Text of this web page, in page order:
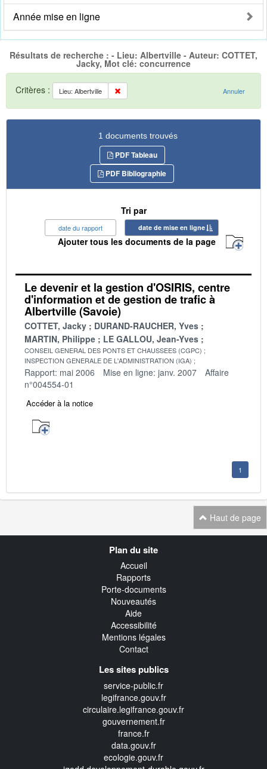
Année mise en ligne
Résultats de recherche : - Lieu: Albertville - Auteur: COTTET,
Jacky, Mot clé: concurrence
Critères : Lieu: Albertville Annuler
1 documents trouvés
PDF Tableau
PDF Bibliographie
Tri par
date du rapport date de mise en ligne
Ajouter tous les documents de la page
Le devenir et la gestion d'OSIRIS, centre
d'information et de gestion de trafic à
Albertville (Savoie)
COTTET, Jacky
DURAND-RAUCHER, Yves
MARTIN, Philippe
LE GALLOU, Jean-Yves
CONSEIL GENERAL DES PONTS ET CHAUSSEES (CGPC)
INSPECTION GENERALE DE L'ADMINISTRATION (IGA)
Rapport: mai 2006 Mise en ligne: janv. 2007
Affaire
n°004554-01
Accéder à la notice
1
Haut de page
Plan du site
Accueil
Rapports
Porte-documents
Nouveautés
Aide
Accessibilité
Mentions légales
Contact
Les sites publics
service-public.fr
legifrance.gouv.fr
circulaire.legifrance.gouv.fr
gouvernement.fr
france.fr
data.gouv.fr
ecologie.gouv.fr